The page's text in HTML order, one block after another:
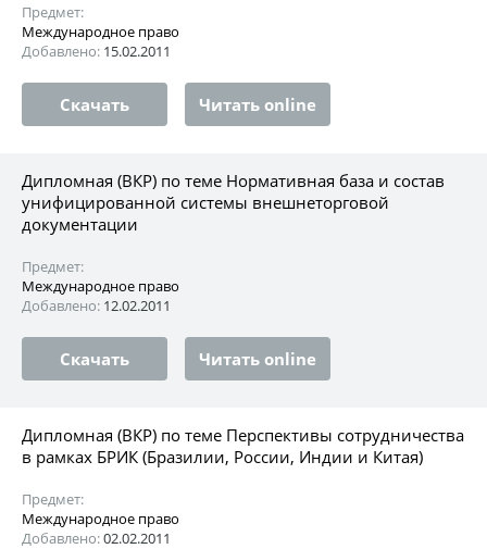
Предмет:
Международное право
Добавлено: 15.02.2011
Скачать Читать online
Дипломная (ВКР) по теме Нормативная база и состав
унифицированной системы внешнеторговой
документации
Предмет:
Международное право
Добавлено: 12.02.2011
Скачать Читать online
Дипломная (ВКР) по теме Перспективы сотрудничества
в рамках БРИК (Бразилии, России, Индии и Китая)
Предмет:
Международное право
Добавлено:02.02.2011